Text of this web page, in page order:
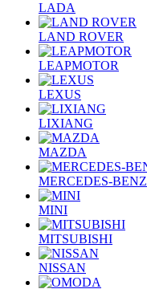
LADA
LAND ROVER
LEAPMOTOR
LEXUS
LIXIANG
MAZDA
MERCEDES-BENZ
MINI
MITSUBISHI
NISSAN